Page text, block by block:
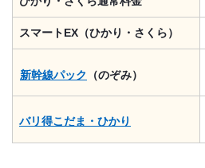
スマートEX（ひかり・さくら）
新幹線パック （のぞみ）
バリ得こだま・ひかり